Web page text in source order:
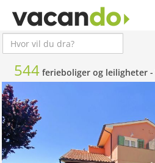
544 ferieboliger og leiligheter -